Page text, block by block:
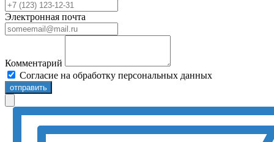
Электронная почта
Комментарий
Согласие на обработку персональных данных
отправить